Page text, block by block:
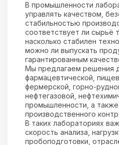
В промышленности
управлять качеством,
стабильностью
соответствует ли сырьё
насколько стабилен
можно ли выпускать
гарантированным
Мы предлагаем решения
фармацевтической,
фермерской, горно-
нефтегазовой,
промышленности, а также
производственного
В таких лабораториях
скорость анализа,
пробоподготовки,